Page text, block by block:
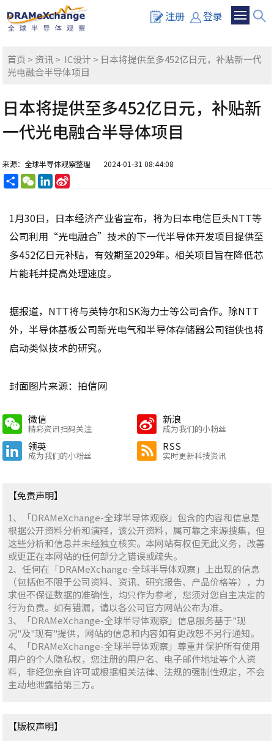
注册 登录
首页 > 资讯> IC设计 > 日本将提供至多452亿日元，补贴新一代
光电融合半导体项目
日本将提供至多452亿日元，补贴新
一代光电融合半导体项目
来源：全球半导体观察整理 2024-01-31 08:44:08
分
享
WeChatLinkedIn
1月30日，日本经济产业省宣布，将为日本电信巨头NTT等
公司利用“光电融合”技术的下一代半导体开发项目提供至
多452亿日元补贴，有效期至2029年。相关项目旨在降低芯
片能耗并提高处理速度。
据报道，NTT将与英特尔和SK海力士等公司合作。除NTT
外，半导体基板公司新光电气和半导体存储器公司铠侠也将
启动类似技术的研究。
封面图片来源：拍信网
微信
精彩资讯扫码关注
新浪
成为我们的小粉丝
领英
成为我们的小粉丝
RSS
实时更新科技资讯
【免责声明】
1、「DRAMeXchange-全球半导体观察」包含的内容和信息是
根据公开资料分析和演释，该公开资料，属可靠之来源搜集，但
这些分析和信息并未经独立核实。本网站有权但无此义务，改善
或更正在本网站的任何部分之错误或疏失。
2、任何在「DRAMeXchange-全球半导体观察」上出现的信息
（包括但不限于公司资料、资讯、研究报告、产品价格等），力
求但不保证数据的准确性，均只作为参考，您须对您自主决定的
行为负责。如有错漏，请以各公司官方网站公布为准。
3、「DRAMeXchange-全球半导体观察」信息服务基于"现
况"及"现有"提供，网站的信息和内容如有更改恕不另行通知。
4、「DRAMeXchange-全球半导体观察」尊重并保护所有使用
用户的个人隐私权，您注册的用户名、电子邮件地址等个人资
料，非经您亲自许可或根据相关法律、法规的强制性规定，不会
主动地泄露给第三方。
【版权声明】